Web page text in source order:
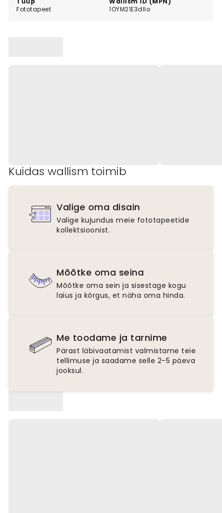
Fototapeet
1OYM21E3dllo
Kuidas wallism toimib
Valige oma disain
Valige kujundus meie fototapeetide
kollektsioonist.
Mõõtke oma seina
Mõõtke oma sein ja sisestage kogu
laius ja kõrgus, et näha oma hinda.
Me toodame ja tarnime
Pärast läbivaatamist valmistame teie
tellimuse ja saadame selle 2-5 päeva
jooksul.